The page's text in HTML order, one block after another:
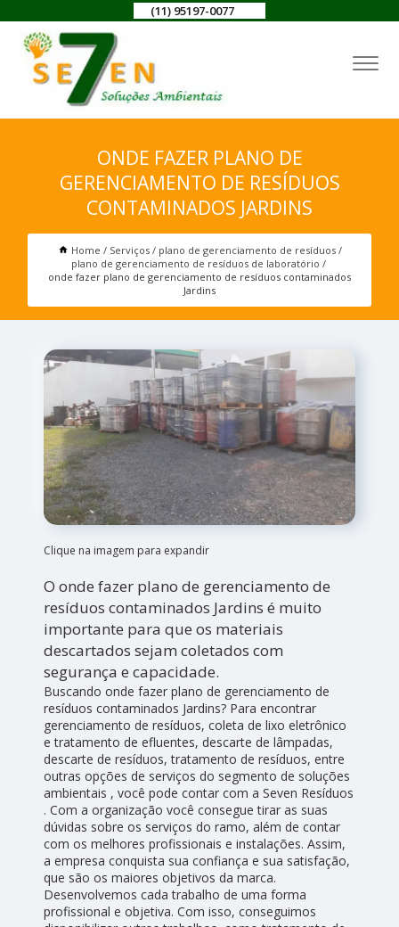
(11) 95197-0077
ONDE FAZER PLANO DE
GERENCIAMENTO DE RESÍDUOS
CONTAMINADOS JARDINS
Home Serviços
plano de gerenciamento de resíduos
plano de gerenciamento de resíduos de laboratório
onde fazer plano de gerenciamento de resíduos contaminados
Jardins
Clique na imagem para expandir
O onde fazer plano de gerenciamento de
resíduos contaminados Jardins é muito
importante para que os materiais
descartados sejam coletados com
segurança e capacidade.
Buscando onde fazer plano de gerenciamento de
resíduos contaminados Jardins? Para encontrar
gerenciamento de resíduos, coleta de lixo eletrônico
e tratamento de efluentes, descarte de lâmpadas,
descarte de resíduos, tratamento de resíduos, entre
outras opções de serviços do segmento de soluções
ambientais , você pode contar com a Seven Resíduos
. Com a organização você consegue tirar as suas
dúvidas sobre os serviços do ramo, além de contar
com os melhores profissionais e instalações. Assim,
a empresa conquista sua confiança e sua satisfação,
que são os maiores objetivos da marca.
Desenvolvemos cada trabalho de uma forma
profissional e objetiva. Com isso, conseguimos